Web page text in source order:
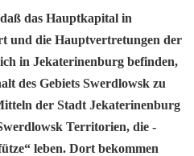
das Hauptkapital in
und die Hauptvertretungen der
in Jekaterinenburg befinden,
des Gebiets Swerdlowsk zu
der Stadt Jekaterinenburg
Territorien, die -
leben. Dort bekommen